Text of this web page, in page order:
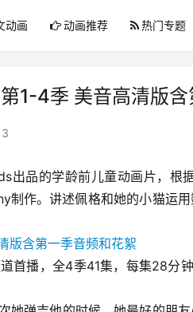
动画 动画推荐 热门专题
1-4季 美音高清版
出品的学龄前儿童动画片，根
作。讲述佩格和她的小猫运
首播，全4季41集，每集28分